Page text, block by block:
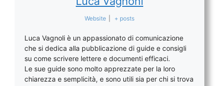
Website + posts
Luca Vagnoli è un appassionato di comunicazione
che si dedica alla pubblicazione di guide e consigli
su come scrivere lettere e documenti efficaci.
Le sue guide sono molto apprezzate per la loro
chiarezza e semplicità, e sono utili sia per chi si trova